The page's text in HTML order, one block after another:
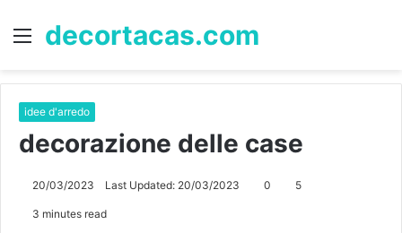
Menu
decortacas.com
idee d'arredo
decorazione delle case
20/03/2023 Last Updated: 20/03/2023 0 5
3 minutes read